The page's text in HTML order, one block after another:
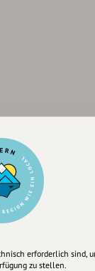
erforderlich sind,
zu stellen.